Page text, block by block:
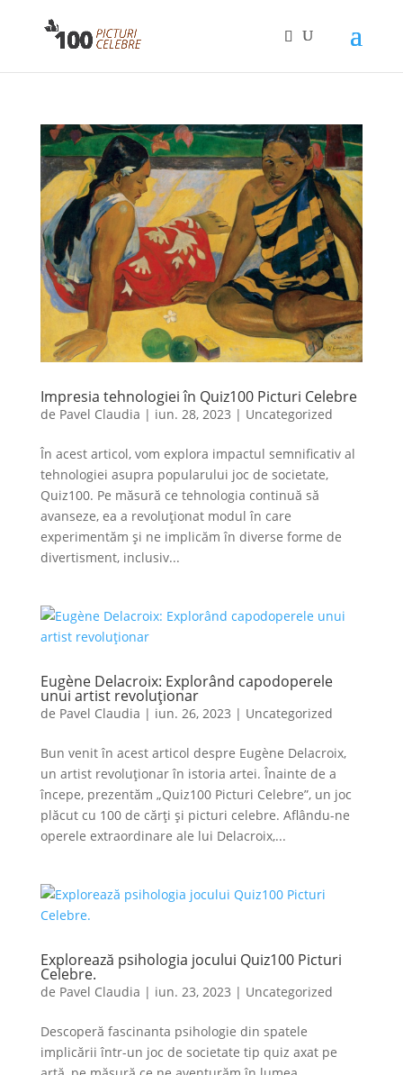
Impresia tehnologiei în Quiz100 Picturi Celebre
de Pavel Claudia | iun. 28, 2023 | Uncategorized
În acest articol, vom explora impactul semnificativ al
tehnologiei asupra popularului joc de societate,
Quiz100. Pe măsură ce tehnologia continuă să
avanseze, ea a revoluționat modul în care
experimentăm și ne implicăm în diverse forme de
divertisment, inclusiv...
Eugène Delacroix: Explorând capodoperele
unui artist revoluționar
de Pavel Claudia | iun. 26, 2023 | Uncategorized
Bun venit în acest articol despre Eugène Delacroix,
un artist revoluționar în istoria artei. Înainte de a
începe, prezentăm „Quiz100 Picturi Celebre”, un joc
plăcut cu 100 de cărți și picturi celebre. Aflându-ne
operele extraordinare ale lui Delacroix,...
Explorează psihologia jocului Quiz100 Picturi
Celebre.
de Pavel Claudia | iun. 23, 2023 | Uncategorized
Descoperă fascinanta psihologie din spatele
implicării într-un joc de societate tip quiz axat pe